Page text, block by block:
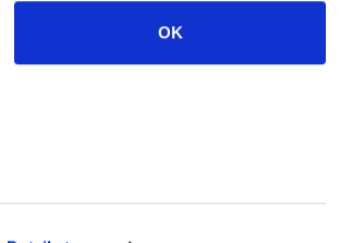
OK
voor de nieuwsbrief